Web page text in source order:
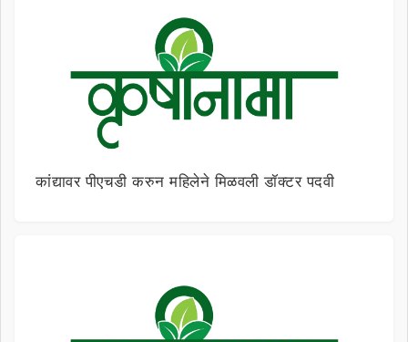
कांद्यावर पीएचडी करुन महिलेने मिळवली डॉक्टर पदवी